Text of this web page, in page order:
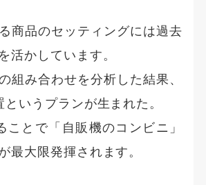
商品のセッティングには過去
活かしています。
組み合わせを分析した結果、
いうプランが生まれた。
ことで「自販機のコンビニ」
最大限発揮されます。